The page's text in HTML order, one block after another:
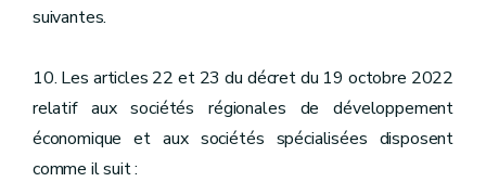
suivantes.
10. Les articles 22 et 23 du décret du 19 octobre 2022
relatif aux sociétés régionales de développement
économique et aux sociétés spécialisées disposent
comme il suit :